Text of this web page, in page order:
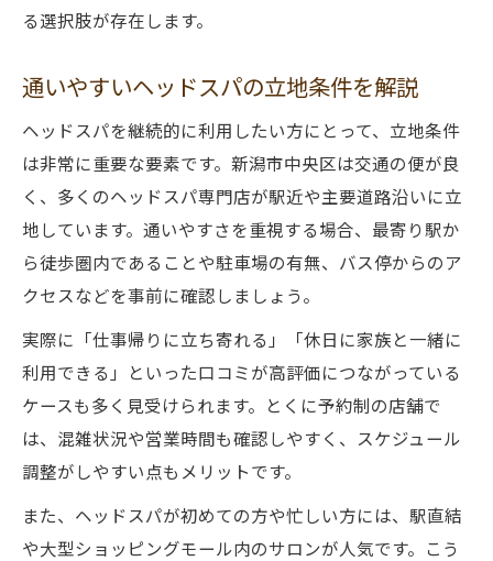
る選択肢が存在します。
通いやすいヘッドスパの立地条件を解説
ヘッドスパを継続的に利用したい方にとって、立地条件
は非常に重要な要素です。新潟市中央区は交通の便が良
く、多くのヘッドスパ専門店が駅近や主要道路沿いに立
地しています。通いやすさを重視する場合、最寄り駅か
ら徒歩圏内であることや駐車場の有無、バス停からのア
クセスなどを事前に確認しましょう。
実際に「仕事帰りに立ち寄れる」「休日に家族と一緒に
利用できる」といった口コミが高評価につながっている
ケースも多く見受けられます。とくに予約制の店舗で
は、混雑状況や営業時間も確認しやすく、スケジュール
調整がしやすい点もメリットです。
また、ヘッドスパが初めての方や忙しい方には、駅直結
や大型ショッピングモール内のサロンが人気です。こう